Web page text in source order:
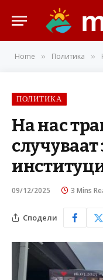
Home » Политика »
ПОЛИТИКА
На нас
09/12/2025 3 Mins
Сподели